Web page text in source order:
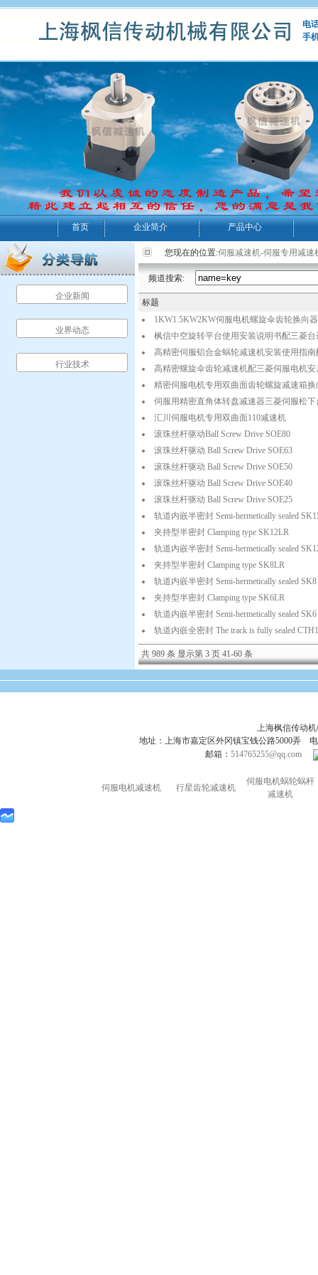
电
手
首页 企业简介 产品中心
企业新闻
业界动态
行业技术
您现在的位置:伺服减速机-伺服专用减
频道搜索:
标题
1KW1.5KW2KW伺服电机螺旋伞齿轮换向
枫信中空旋转平台使用安装说明书配三菱
高精密伺服铝合金蜗轮减速机安装使用指
高精密螺旋伞齿轮减速机配三菱伺服电机
精密伺服电机专用双曲面齿轮螺旋减速箱
伺服用精密直角体转盘减速器三菱伺服松
汇川伺服电机专用双曲面110减速机
滚珠丝杆驱动Ball Screw Drive SOE80
滚珠丝杆驱动 Ball Screw Drive SOE63
滚珠丝杆驱动 Ball Screw Drive SOE50
滚珠丝杆驱动 Ball Screw Drive SOE40
滚珠丝杆驱动 Ball Screw Drive SOE25
轨道内嵌半密封 Semi-hermetically sealed
夹持型半密封 Clamping type SK12LR
轨道内嵌半密封 Semi-hermetically sealed
夹持型半密封 Clamping type SK8LR
轨道内嵌半密封 Semi-hermetically sealed SK8
夹持型半密封 Clamping type SK6LR
轨道内嵌半密封 Semi-hermetically sealed SK6
轨道内嵌全密封 The track is fully sealed
共 989 条 显示第 3 页 41-60 条
上海枫信传动
地址：上海市嘉定区外冈镇宝钱公路5000弄 电
邮箱：514765255@qq.com
伺服电机减速机 行星齿轮减速机
伺服电机蜗轮蜗杆
减速机